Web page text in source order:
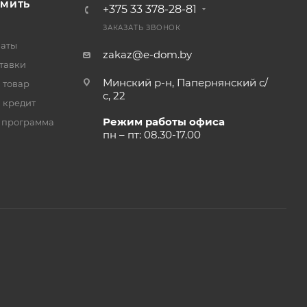
товар
кредит
программа
+375 33 378-28-81
ЗАКАЗАТЬ ЗВОНОК
zakaz@e-dom.by
Минский р-н, Папернянский с/
с, 22
Режим работы офиса
пн – пт: 08.30-17.00